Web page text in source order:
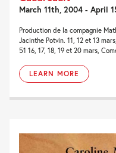
March 11th, 2004 - April
Production de la compagnie
Jacinthe Potvin. 11, 12 et 13
51 16, 17, 18, 19 et 20 mars,
LEARN MORE